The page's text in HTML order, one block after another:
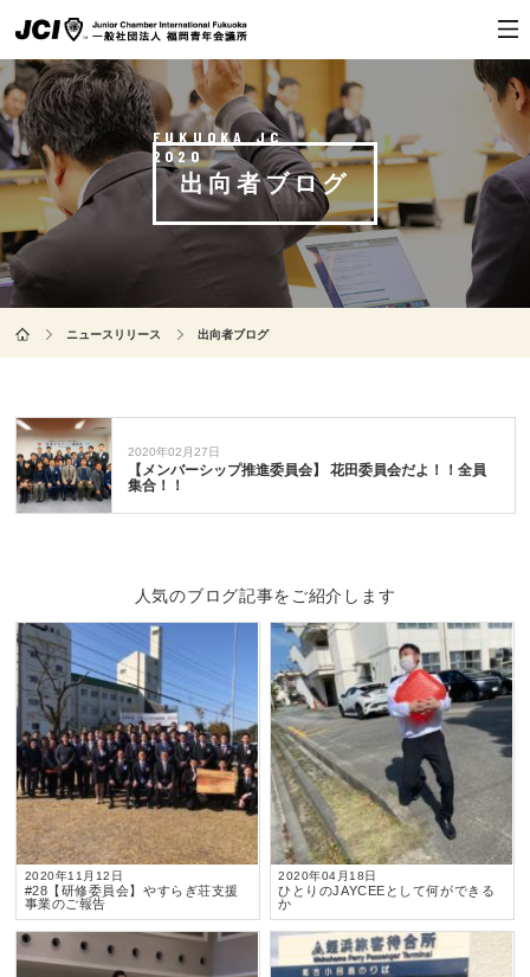
出向者ブログ
ニュースリリース 出向者ブログ
2020年02月27日
【メンバーシップ推進委員会】 花田委員会だよ！！全員
集合！！
人気のブログ記事をご紹介します
2020年11月12日
#28【研修委員会】やすらぎ荘支援
事業のご報告
2020年04月18日
ひとりのJAYCEEとして何ができる
か